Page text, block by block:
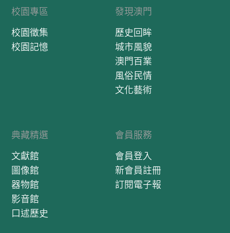
校園專區
校園徵集
校園記憶
發現澳門
歷史回眸
城市風貌
澳門百業
風俗民情
文化藝術
典藏精選
文獻館
圖像館
器物館
影音館
口述歷史
會員服務
會員登入
新會員註冊
訂閱電子報